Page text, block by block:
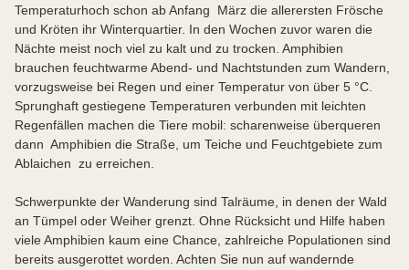
Temperaturhoch schon ab Anfang März die allerersten Frösche
und Kröten ihr Winterquartier. In den Wochen zuvor waren die
Nächte meist noch viel zu kalt und zu trocken. Amphibien
brauchen feuchtwarme Abend- und Nachtstunden zum Wandern,
vorzugsweise bei Regen und einer Temperatur von über 5 °C.
Sprunghaft gestiegene Temperaturen verbunden mit leichten
Regenfällen machen die Tiere mobil: scharenweise überqueren
dann Amphibien die Straße, um Teiche und Feuchtgebiete zum
Ablaichen zu erreichen.
Schwerpunkte der Wanderung sind Talräume, in denen der Wald
an Tümpel oder Weiher grenzt. Ohne Rücksicht und Hilfe haben
viele Amphibien kaum eine Chance, zahlreiche Populationen sind
bereits ausgerottet worden. Achten Sie nun auf wandernde